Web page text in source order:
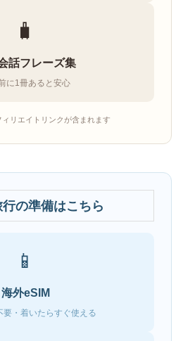
🧳
話フレーズ集
に1冊あると安心
リエイトリンクが含まれます
の準備はこちら
📱
海外eSIM
要・着いたらすぐ使える